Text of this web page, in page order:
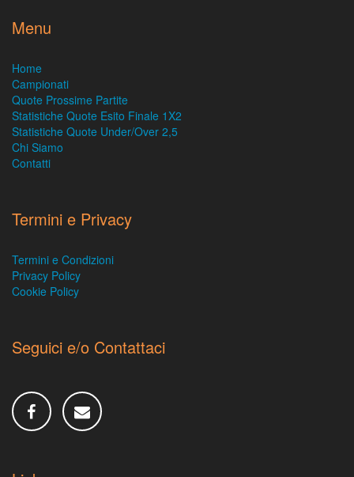
Menu
Home
Campionati
Quote Prossime Partite
Statistiche Quote Esito Finale 1X2
Statistiche Quote Under/Over 2,5
Chi Siamo
Contatti
Termini e Privacy
Termini e Condizioni
Privacy Policy
Cookie Policy
Seguici e/o Contattaci